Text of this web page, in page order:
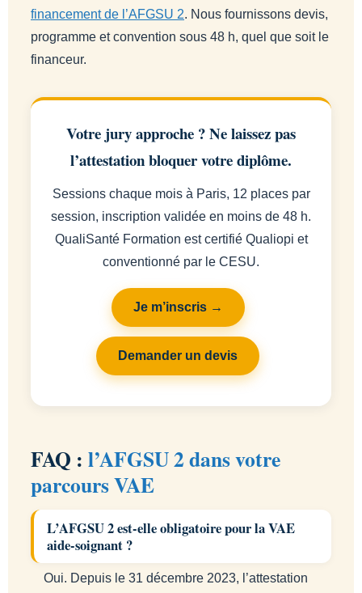
financement de l’AFGSU 2. Nous fournissons devis,
programme et convention sous 48 h, quel que soit le
financeur.
Votre jury approche ? Ne laissez pas
l’attestation bloquer votre diplôme.
Sessions chaque mois à Paris, 12 places par
session, inscription validée en moins de 48 h.
QualiSanté Formation est certifié Qualiopi et
conventionné par le CESU.
Je m’inscris →
Demander un devis
FAQ : l’AFGSU 2 dans votre
parcours VAE
L’AFGSU 2 est-elle obligatoire pour la VAE
aide-soignant ?
Oui. Depuis le 31 décembre 2023, l’attestation